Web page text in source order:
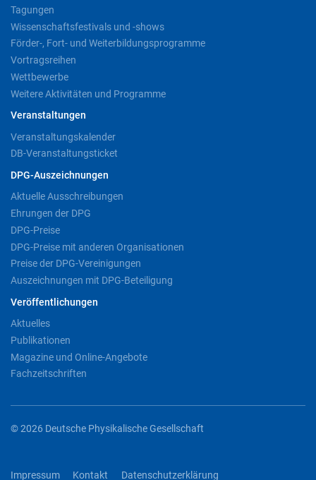
Tagungen
Wissenschaftsfestivals und -shows
Förder-, Fort- und Weiterbildungsprogramme
Vortragsreihen
Wettbewerbe
Weitere Aktivitäten und Programme
Veranstaltungen
Veranstaltungskalender
DB-Veranstaltungsticket
DPG-Auszeichnungen
Aktuelle Ausschreibungen
Ehrungen der DPG
DPG-Preise
DPG-Preise mit anderen Organisationen
Preise der DPG-Vereinigungen
Auszeichnungen mit DPG-Beteiligung
Veröffentlichungen
Aktuelles
Publikationen
Magazine und Online-Angebote
Fachzeitschriften
© 2026 Deutsche Physikalische Gesellschaft
Impressum Kontakt Datenschutzerklärung